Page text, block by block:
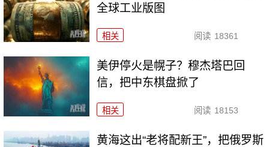
全球工业版图
相关 阅读 18361
美伊停火是幌子？穆杰塔巴回
信，把中东棋盘掀了
相关 阅读 18153
黄海这出“老将配新王”，把俄罗斯